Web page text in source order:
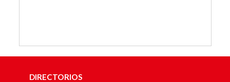
DIRECTORIOS